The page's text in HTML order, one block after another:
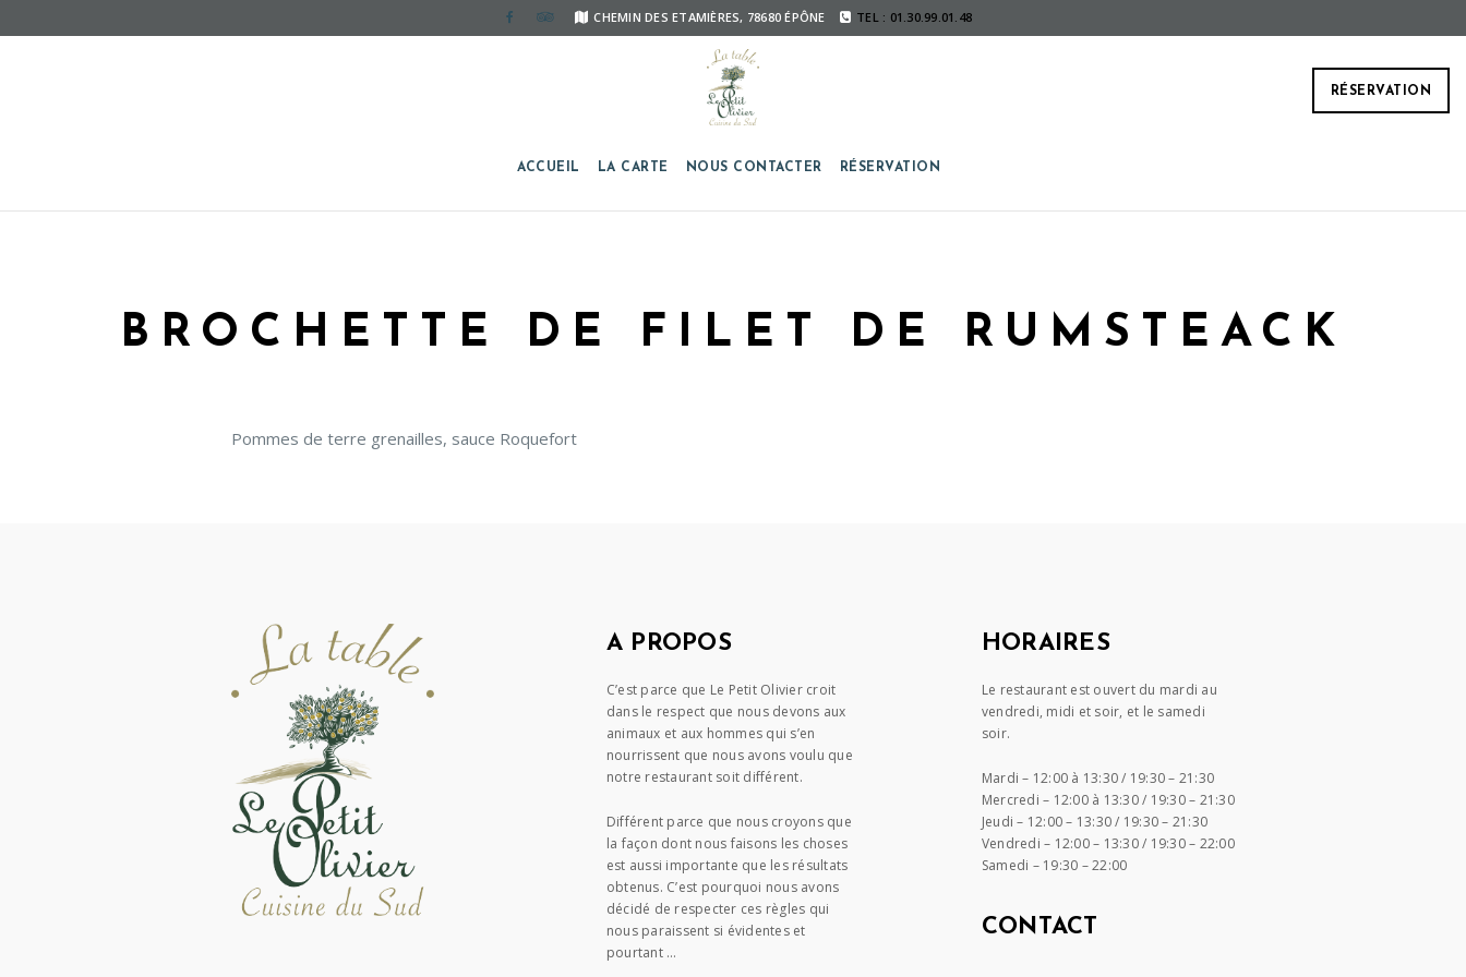
CHEMIN DES ETAMIÈRES, 78680 ÉPÔNE TEL : 01.30.99.01.48
RÉSERVATION
ACCUEIL LA CARTE NOUS CONTACTER RÉSERVATION
BROCHETTE DE FILET DE RUMSTEACK
Pommes de terre grenailles, sauce Roquefort
A PROPOS
C’est parce que Le Petit Olivier croit
dans le respect que nous devons aux
animaux et aux hommes qui s’en
nourrissent que nous avons voulu que
notre restaurant soit différent.
Différent parce que nous croyons que
la façon dont nous faisons les choses
est aussi importante que les résultats
obtenus. C’est pourquoi nous avons
décidé de respecter ces règles qui
nous paraissent si évidentes et
pourtant …
HORAIRES
Le restaurant est ouvert du mardi au
vendredi, midi et soir, et le samedi
soir.
Mardi – 12:00 à 13:30 / 19:30 – 21:30
Mercredi – 12:00 à 13:30 / 19:30 – 21:30
Jeudi – 12:00 – 13:30 / 19:30 – 21:30
Vendredi – 12:00 – 13:30 / 19:30 – 22:00
Samedi – 19:30 – 22:00
CONTACT